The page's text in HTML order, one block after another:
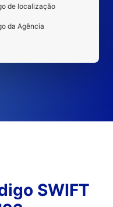
de localização
da Agência
SWIFT